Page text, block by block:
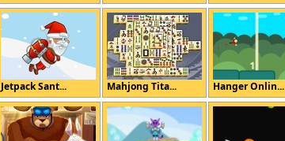
Jetpack Sant... Mahjong Tita... Hanger Onlin...